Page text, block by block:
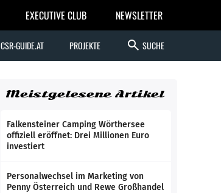
EXECUTIVE CLUB NEWSLETTER
CSR-GUIDE.AT PROJEKTE search SUCHE
Meistgelesene Artikel
Falkensteiner Camping Wörthersee
offiziell eröffnet: Drei Millionen Euro
investiert
Personalwechsel im Marketing von
Penny Österreich und Rewe Großhandel